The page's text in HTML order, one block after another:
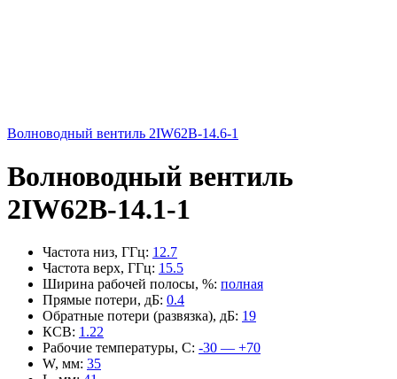
Волноводный вентиль 2IW62B-14.6-1
Волноводный вентиль
2IW62B-14.1-1
Частота низ, ГГц: 12.7
Частота верх, ГГц: 15.5
Ширина рабочей полосы, %: полная
Прямые потери, дБ: 0.4
Обратные потери (развязка), дБ: 19
КСВ: 1.22
Рабочие температуры, С: -30 — +70
W, мм: 35